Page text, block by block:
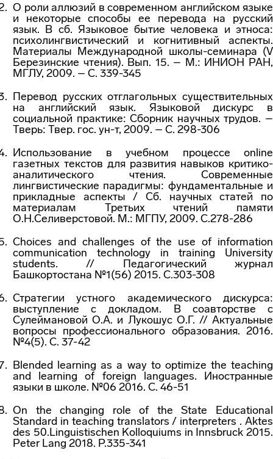
О роли аллюзий в современном английском языке
и некоторые способы ее перевода на русский
язык. В сб. Языковое бытие человека и этноса:
психолингвистический и когнитивный аспекты.
Материалы Международной школы-семинара (V
Березинские чтения). Вып. 15. – М.: ИНИОН РАН,
МГЛУ, 2009. – С. 339-345
Перевод русских отглагольных существительных
на английский язык. Языковой дискурс в
социальной практике: Сборник научных трудов. –
Тверь: Твер. гос. ун-т, 2009. – С. 298-306
Использование в учебном процессе online
газетных текстов для развития навыков критико-
аналитического чтения. Современные
лингвистические парадигмы: фундаментальные и
прикладные аспекты / Сб. научных статей по
материалам Третьих чтений памяти
О.Н.Селиверстовой. М.: МГПУ, 2009. С.278-286
Choices and challenges of the use of information
communication technology in training University
students. // Педагогический журнал
Башкортостана №1(56) 2015. С.303-308
Стратегии устного академического дискурса:
выступление с докладом. В соавторстве с
Сулеймановой О.А. и Лукошус О.Г. // Актуальные
вопросы профессионального образования. 2016.
№4(5). С. 37-42
Blended learning as a way to optimize the teaching
and learning of foreign languages. Иностранные
языки в школе. №06 2016. С. 46-51
On the changing role of the State Educational
Standard in teaching translators / interpreters . Aktes
des 50.Linguistischen Kolloquiums in Innsbruck 2015.
Peter Lang 2018. P.335-341